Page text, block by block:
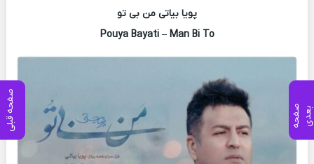
پویا بیاتی من بی تو
Pouya Bayati – Man Bi To
ص
ف
ح
ه ب ع
د ی صفحه قبلی